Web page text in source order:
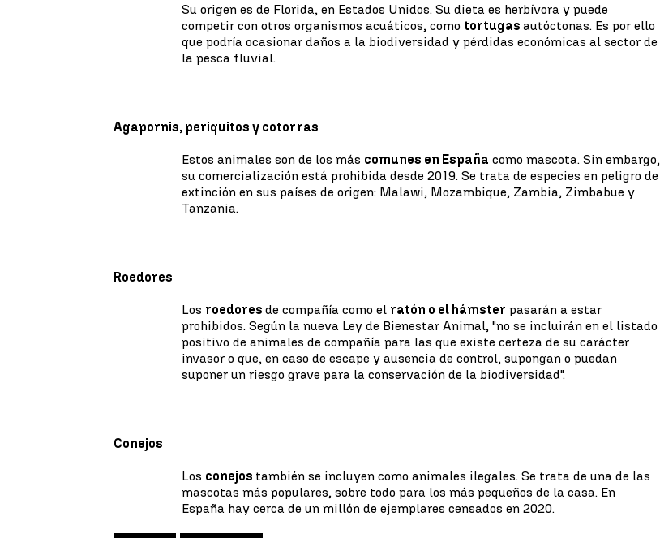
Su origen es de Florida, en Estados Unidos. Su dieta es herbívora y puede
competir con otros organismos acuáticos, como tortugasautóctonas. Es por ello
que podría ocasionar daños a la biodiversidad y pérdidas económicas al sector de
la pesca fluvial.
Agapornis, periquitos y cotorras
Estos animales son de los más comunes en España como mascota. Sin embargo,
su comercialización está prohibida desde 2019. Se trata de especies en peligro de
extinción en sus países de origen: Malawi, Mozambique, Zambia, Zimbabue y
Tanzania.
Roedores
Los roedoresde compañía como el ratón o el hámster pasarán a estar
prohibidos. Según la nueva Ley de Bienestar Animal, "no se incluirán en el listado
positivo de animales de compañía para las que existe certeza de su carácter
invasor o que, en caso de escape y ausencia de control, supongan o puedan
suponer un riesgo grave para la conservación de la biodiversidad".
Conejos
Los conejos también se incluyen como animales ilegales. Se trata de una de las
mascotas más populares, sobre todo para los más pequeños de la casa. En
España hay cerca de un millón de ejemplares censados en 2020.